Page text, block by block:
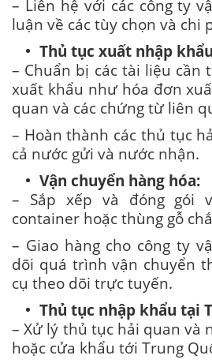
– Liên hệ với các công ty
luận về các tùy chọn và chi
Thủ tục xuất nhập
– Chuẩn bị các tài liệu cần
xuất khẩu như hóa đơn
quan và các chứng từ liên
– Hoàn thành các thủ tục
cả nước gửi và nước nhận.
Vận chuyển hàng hóa:
– Sắp xếp và đóng gói
container hoặc thùng gỗ
– Giao hàng cho công ty
dõi quá trình vận chuyển
cụ theo dõi trực tuyến.
Thủ tục nhập khẩu tại
– Xử lý thủ tục hải quan và
hoặc cửa khẩu tới Trung